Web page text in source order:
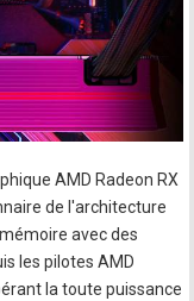
AMD Radeon RX
de l'architecture
avec des
les pilotes AMD
la toute puissance